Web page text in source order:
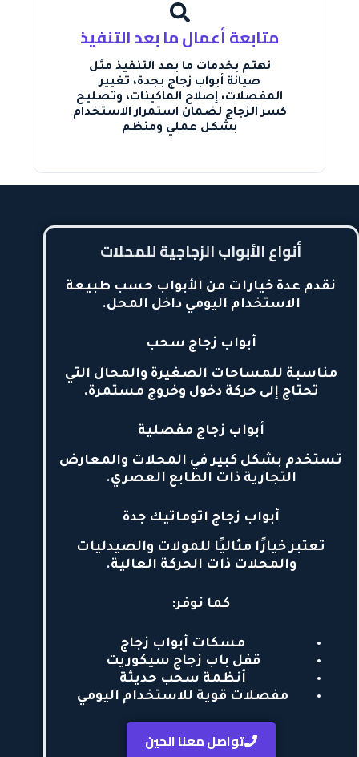
متابعة أعمال ما بعد التنفيذ
نهتم بخدمات ما بعد التنفيذ مثل
صيانة أبواب زجاج بجدة، تغيير
المفصلات، إصلاح الماكينات، وتصليح
كسر الزجاج لضمان استمرار الاستخدام
بشكل عملي ومنظم
أنواع الأبواب الزجاجية للمحلات
نقدم عدة خيارات من الأبواب حسب طبيعة
الاستخدام اليومي داخل المحل.
أبواب زجاج سحب
مناسبة للمساحات الصغيرة والمحال التي
تحتاج إلى حركة دخول وخروج مستمرة.
أبواب زجاج مفصلية
تستخدم بشكل كبير في المحلات والمعارض
التجارية ذات الطابع العصري.
أبواب زجاج اتوماتيك جدة
تعتبر خيارًا مثاليًا للمولات والصيدليات
والمحلات ذات الحركة العالية.
كما نوفر:
مسكات أبواب زجاج
قفل باب زجاج سيكوريت
أنظمة سحب حديثة
مفصلات قوية للاستخدام اليومي
تواصل معنا الحين